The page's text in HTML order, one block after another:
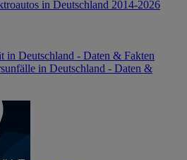
in Deutschland 2014-2026
in Deutschland - Daten & Fakten
in Deutschland - Daten &